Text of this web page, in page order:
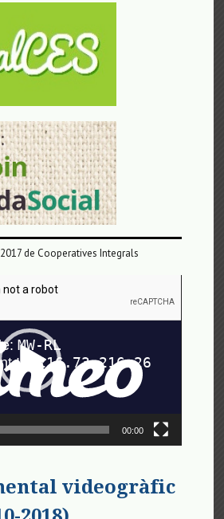
de Cooperatives Integrals
00:00
videogràfic